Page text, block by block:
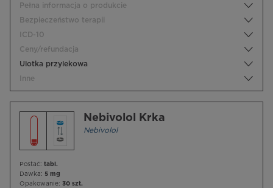
Pełna informacja o produkcie
Bezpieczeństwo terapii
ICD-10
Ceny/refundacja
Ulotka przylekowa
Inne
Nebivolol Krka
Nebivolol
Postać: tabl.
Dawka: 5 mg
Opakowanie: 30 szt.